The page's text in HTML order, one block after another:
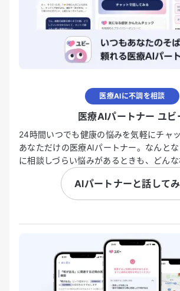
医療AIに不調を相談
医療AIパートナー ユビ
24時間いつでも健康の悩みを気軽にチャ
あなただけの医療AIパートナー。なんと
に相談しづらい悩みがあるときも、どん
AIパートナーと話して